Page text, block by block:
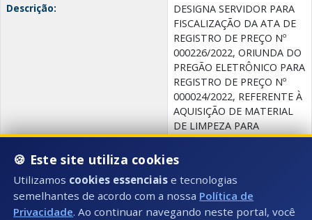
Descrição:
DESIGNA SERVIDOR PARA
FISCALIZAÇÃO DA ATA DE
REGISTRO DE PREÇO Nº
000226/2022, ORIUNDA DO
PREGÃO ELETRÔNICO PARA
REGISTRO DE PREÇO Nº
000024/2022, REFERENTE À
AQUISIÇÃO DE MATERIAL
DE LIMPEZA PARA
ATENDER A
CONTROLADORIA GERAL
PRESIDENTE KENNEDY/ES.
Anexo(s):
🍪 Este site utiliza cookies
Utilizamos cookies essenciais e tecnologias
semelhantes de acordo com a nossa Política de
Privacidade. Ao continuar navegando neste portal, você